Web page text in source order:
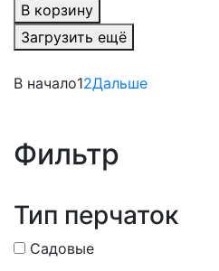
В корзину
Загрузить ещё
В начало12Дальше
Фильтр
Тип перчаток
Садовые